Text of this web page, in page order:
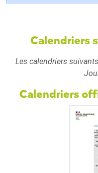
Calendriers
Les calendriers
Calendriers